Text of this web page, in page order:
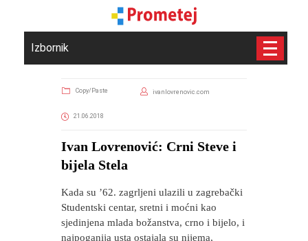
Izbornik
Copy/Paste ivanlovrenovic.com
21.06.2018
Ivan Lovrenović: Crni Steve i
bijela Stela
Kada su ʼ62. zagrljeni ulazili u zagrebački
Studentski centar, sretni i moćni kao
sjedinjena mlada božanstva, crno i bijelo, i
najpoganija usta ostajala su nijema,